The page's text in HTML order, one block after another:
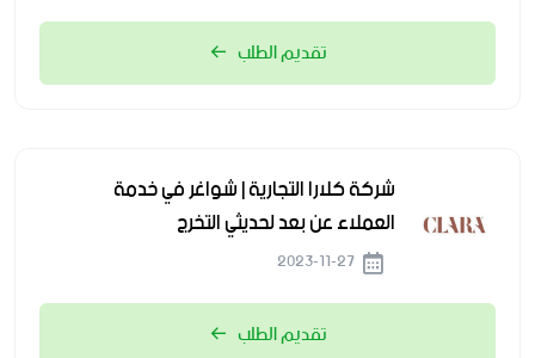
تقديم الطلب
شركة كلارا التجارية | شواغر في خدمة
العملاء عن بعد لحديثي التخرج
تقديم الطلب